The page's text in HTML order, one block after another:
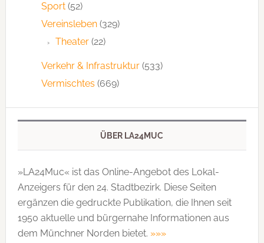
Sport(52)
Vereinsleben(329)
Theater(22)
Verkehr & Infrastruktur(533)
Vermischtes (669)
ÜBER LA24MUC
»LA24Muc« ist das Online-Angebot des Lokal-
Anzeigers für den 24. Stadtbezirk. Diese Seiten
ergänzen die gedruckte Publi­kation, die Ihnen seit
1950 aktuelle und bürgernahe Informationen aus
dem Münchner Norden bietet. »»»